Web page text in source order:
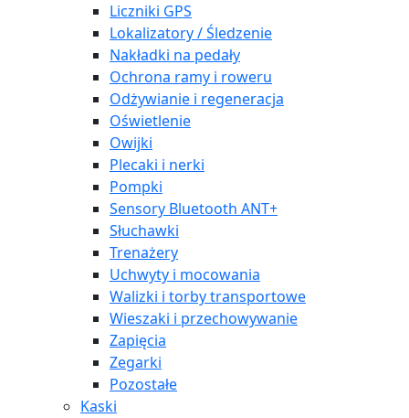
Liczniki GPS
Lokalizatory / Śledzenie
Nakładki na pedały
Ochrona ramy i roweru
Odżywianie i regeneracja
Oświetlenie
Owijki
Plecaki i nerki
Pompki
Sensory Bluetooth ANT+
Słuchawki
Trenażery
Uchwyty i mocowania
Walizki i torby transportowe
Wieszaki i przechowywanie
Zapięcia
Zegarki
Pozostałe
Kaski